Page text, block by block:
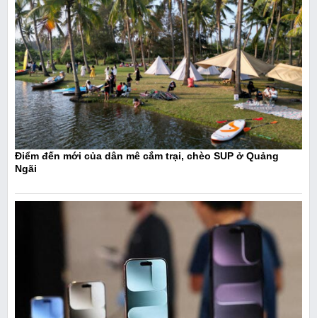
Điểm đến mới của dân mê cắm trại, chèo SUP ở Quảng
Ngãi